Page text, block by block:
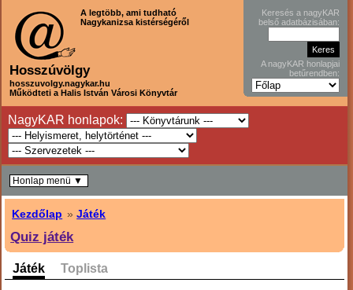
A legtöbb, ami tudható
Nagykanizsa kistérségéről
Hosszúvölgy
hosszuvolgy.nagykar.hu
Működteti a Halis István Városi Könyvtár
Keresés a nagyKAR
belső adatbázisában:
A nagyKAR honlapjai
betűrendben:
NagyKAR honlapok:
Kezdőlap »Játék
Quiz játék
Játék Toplista
Honlap menü ▼